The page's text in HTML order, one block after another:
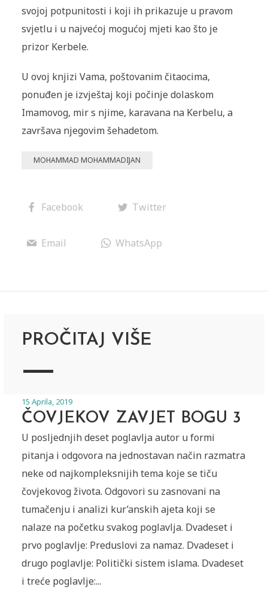
svojoj potpunitosti i koji ih prikazuje u pravom
svjetlu i u najvećoj mogućoj mjeti kao što je
prizor Kerbele.
U ovoj knjizi Vama, poštovanim čitaocima,
ponuđen je izvještaj koji počinje dolaskom
Imamovog, mir s njime, karavana na Kerbelu, a
završava njegovim šehadetom.
MOHAMMAD MOHAMMADIJAN
Facebook Twitter
Email WhatsApp
PROČITAJ VIŠE
15 Aprila, 2019
ČOVJEKOV ZAVJET BOGU 3
U posljednjih deset poglavlja autor u formi
pitanja i odgovora na jednostavan način razmatra
neke od najkompleksnijih tema koje se tiču
čovjekovog života. Odgovori su zasnovani na
tumačenju i analizi kur’anskih ajeta koji se
nalaze na početku svakog poglavlja. Dvadeset i
prvo poglavlje: Preduslovi za namaz. Dvadeset i
drugo poglavlje: Politički sistem islama. Dvadeset
i treće poglavlje:...